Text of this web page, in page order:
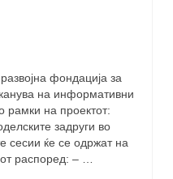
фондација за
на информативни
рамки на проектот:
задруги во
сесии ќе се одржат на
распоред: – …